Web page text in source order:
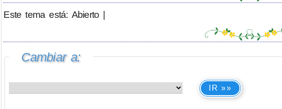
Este tema está: Abierto |
Cambiar a:
IR »»